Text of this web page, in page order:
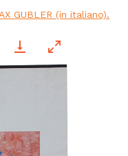
GUBLER (in italiano).